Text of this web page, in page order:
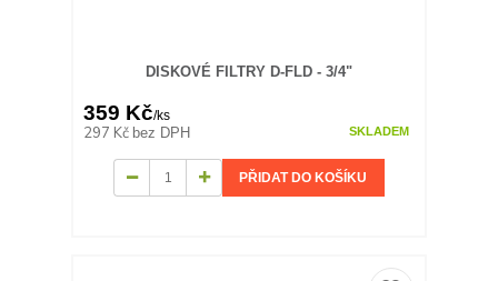
DISKOVÉ FILTRY D-FLD - 3/4"
359 Kč/ks
297 Kč bez DPH SKLADEM
PŘIDAT DO KOŠÍKU